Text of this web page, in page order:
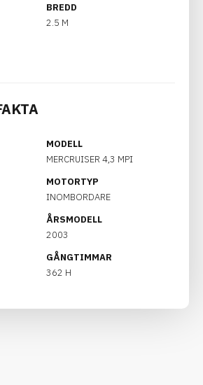
BREDD
2.5 M
MODELL
MERCRUISER 4,3 MPI
MOTORTYP
INOMBORDARE
ÅRSMODELL
2003
GÅNGTIMMAR
362 H